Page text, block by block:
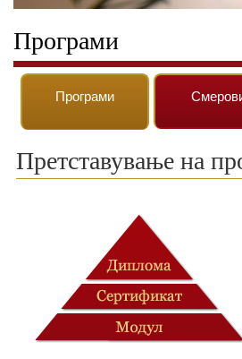
Програми
Програми
Претставување на